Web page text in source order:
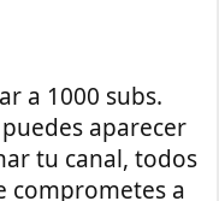
a 1000 subs.
aparecer
tu canal, todos
comprometes a